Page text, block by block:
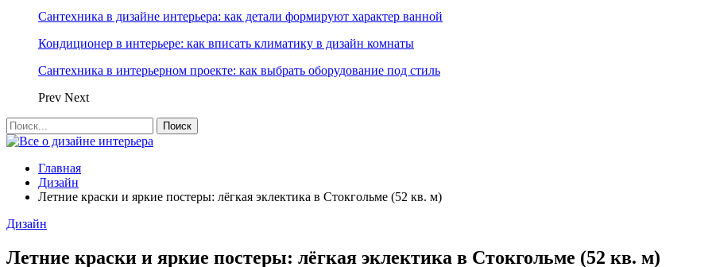
Сантехника в дизайне интерьера: как детали формируют характер ванной
Кондиционер в интерьере: как вписать климатику в дизайн комнаты
Сантехника в интерьерном проекте: как выбрать оборудование под стиль
Prev Next
Главная
Дизайн
Летние краски и яркие постеры: лёгкая эклектика в Стокгольме (52 кв. м)
Дизайн
Летние краски и яркие постеры: лёгкая эклектика в Стокгольме (52 кв. м)